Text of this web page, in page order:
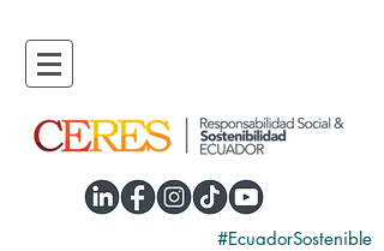
#EcuadorSostenible